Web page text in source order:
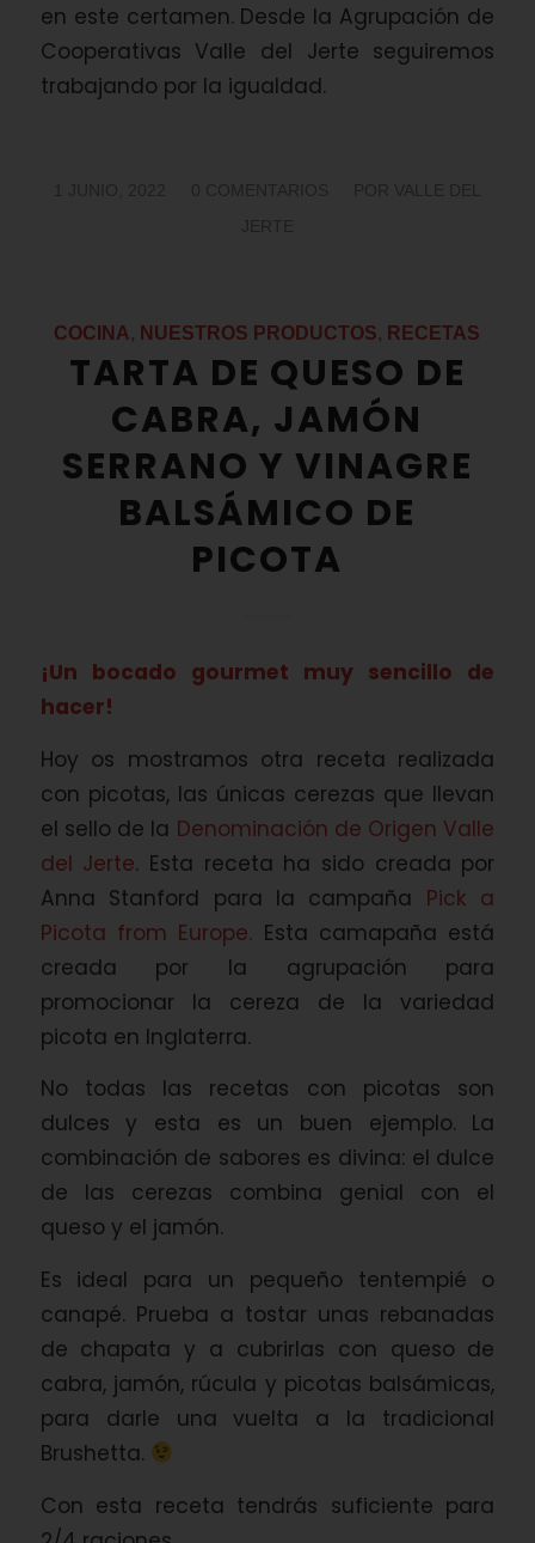
en este certamen. Desde la Agrupación de
Cooperativas Valle del Jerte seguiremos
trabajando por la igualdad.
COCINA NUESTROS PRODUCTOS RECETAS
TARTA DE QUESO DE
CABRA, JAMÓN
SERRANO Y VINAGRE
BALSÁMICO DE
PICOTA
¡Un bocado gourmet muy sencillo de
hacer!
Hoy os mostramos otra receta realizada
con picotas, las únicas cerezas que llevan
el sello de la Denominación de Origen Valle
del Jerte. Esta receta ha sido creada por
Anna Stanford para la campaña Pick a
Picota from Europe. Esta camapaña está
creada por la agrupación para
promocionar la cereza de la variedad
picota en Inglaterra.
No todas las recetas con picotas son
dulces y esta es un buen ejemplo. La
combinación de sabores es divina: el dulce
de las cerezas combina genial con el
queso y el jamón.
Es ideal para un pequeño tentempié o
canapé. Prueba a tostar unas rebanadas
de chapata y a cubrirlas con queso de
cabra, jamón, rúcula y picotas balsámicas,
para darle una vuelta a la tradicional
Brushetta.
Con esta receta tendrás suficiente para